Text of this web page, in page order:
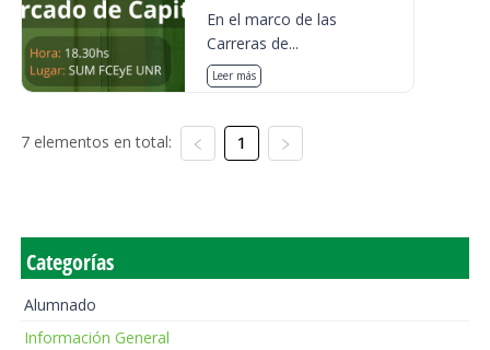
En el marco de las
Carreras de...
Leer más
7 elementos en total: 1
Categorías
Alumnado
Información General